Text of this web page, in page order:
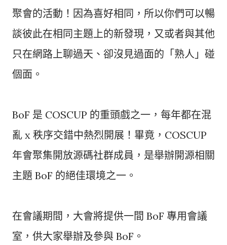
聚會的活動！因為喜好相同，所以你們可以暢
談彼此在相同主題上的新發現，又或者與其他
只在網路上聊過天、卻沒見過面的「熟人」碰
個面。
BoF 是 COSCUP 的重頭戲之一，每年都在混
亂 x 秩序交錯中熱烈開展！畢竟，COSCUP
年會聚集開放源碼社群成員，是舉辦開源相關
主題 BoF 的絕佳環境之一。
在會議期間，大會將提供一間 BoF 專用會議
室，供大家舉辦及參與 BoF。